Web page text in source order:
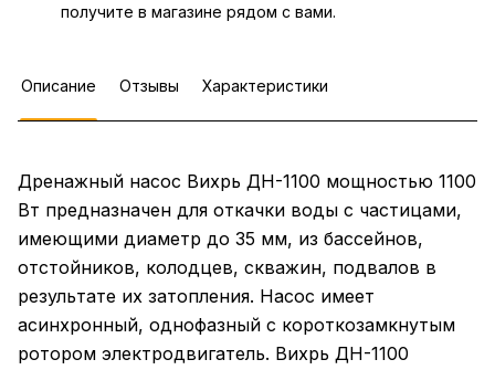
получите в магазине рядом с вами.
Описание Отзывы Характеристики
Дренажный насос Вихрь ДН-1100 мощностью 1100
Вт предназначен для откачки воды с частицами,
имеющими диаметр до 35 мм, из бассейнов,
отстойников, колодцев, скважин, подвалов в
результате их затопления. Насос имеет
асинхронный, однофазный с короткозамкнутым
ротором электродвигатель. Вихрь ДН-1100